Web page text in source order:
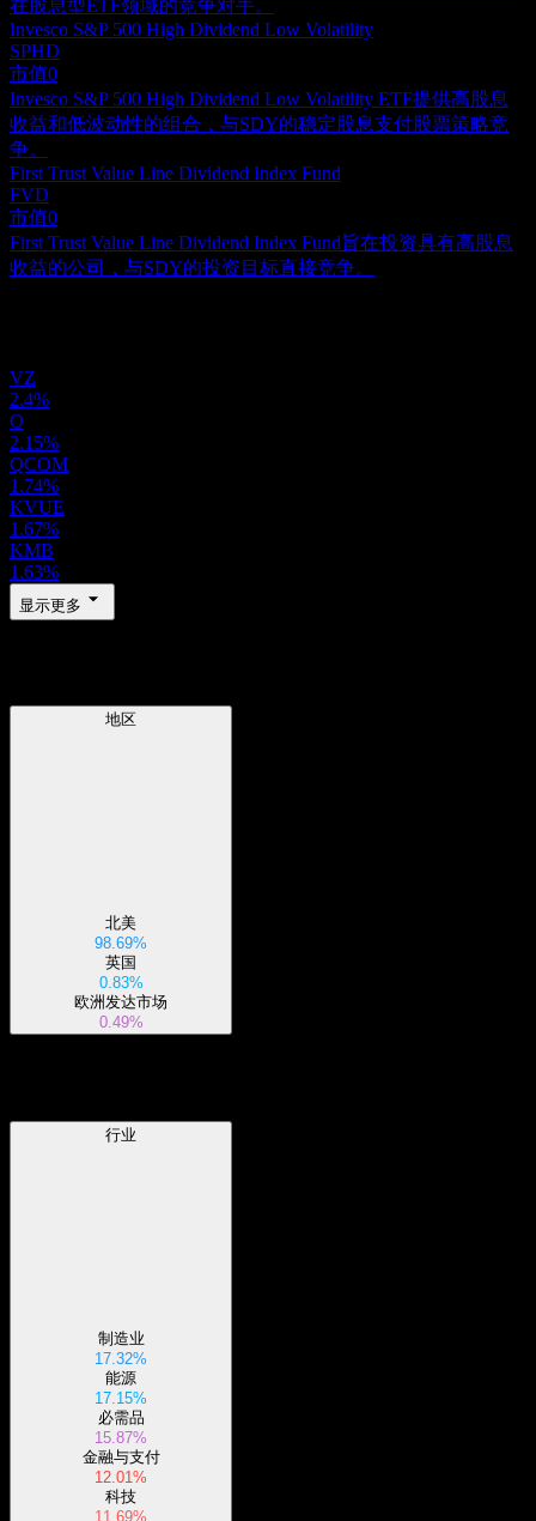
在股息型ETF领域的竞争对手。
Invesco S&P 500 High Dividend Low Volatility
SPHD
市值0
Invesco S&P 500 High Dividend Low Volatility ETF提供高股息
收益和低波动性的组合，与SDY的稳定股息支付股票策略竞
争。
First Trust Value Line Dividend Index Fund
FVD
市值0
First Trust Value Line Dividend Index Fund旨在投资具有高股息
收益的公司，与SDY的投资目标直接竞争。
VZ
2.4%
O
2.15%
QCOM
1.74%
KVUE
1.67%
KMB
1.63%
显示更多
地区
北美
98.69%
英国
0.83%
欧洲发达市场
0.49%
行业
制造业
17.32%
能源
17.15%
必需品
15.87%
金融与支付
12.01%
科技
11.69%